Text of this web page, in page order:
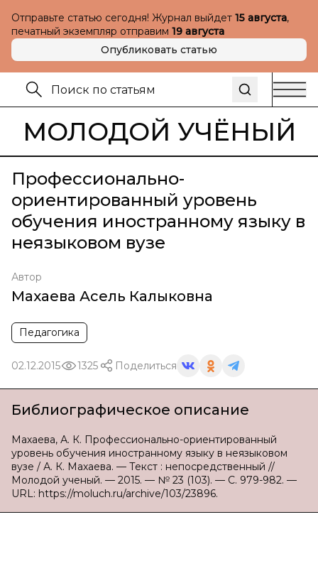
Отправьте статью сегодня! Журнал выйдет 15 августа,
печатный экземпляр отправим 19 августа
Опубликовать статью
МОЛОДОЙ УЧЁНЫЙ
Профессионально-
ориентированный уровень
обучения иностранному языку в
неязыковом вузе
Автор
Махаева Асель Калыковна
Педагогика
02.12.2015 1325 Поделиться
Библиографическое описание
Махаева, А. К. Профессионально-ориентированный
уровень обучения иностранному языку в неязыковом
вузе / А. К. Махаева. — Текст : непосредственный //
Молодой ученый. — 2015. — № 23 (103). — С. 979-982. —
URL: https://moluch.ru/archive/103/23896.